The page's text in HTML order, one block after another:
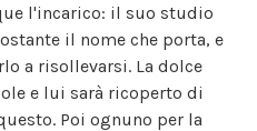
l'incarico: il suo studio
il nome che porta, e
a risollevarsi. La dolce
e lui sarà ricoperto di
Poi ognuno per la